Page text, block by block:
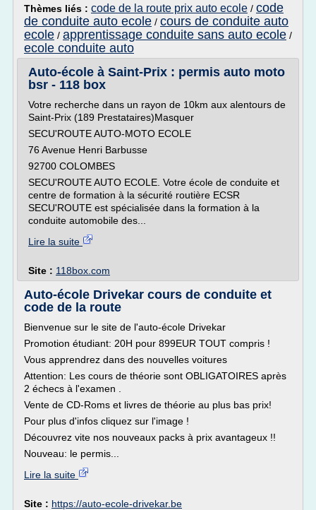
Thèmes liés : code de la route prix auto ecole / code
de conduite auto ecole / cours de conduite auto
ecole / apprentissage conduite sans auto ecole /
ecole conduite auto
Auto-école à Saint-Prix : permis auto moto
bsr - 118 box
Votre recherche dans un rayon de 10km aux alentours de
Saint-Prix (189 Prestataires)Masquer
SECU'ROUTE AUTO-MOTO ECOLE
76 Avenue Henri Barbusse
92700 COLOMBES
SECU'ROUTE AUTO ECOLE. Votre école de conduite et
centre de formation à la sécurité routière ECSR
SECU'ROUTE est spécialisée dans la formation à la
conduite automobile des...
Lire la suite
Site : 118box.com
Auto-école Drivekar cours de conduite et
code de la route
Bienvenue sur le site de l'auto-école Drivekar
Promotion étudiant: 20H pour 899EUR TOUT compris !
Vous apprendrez dans des nouvelles voitures
Attention: Les cours de théorie sont OBLIGATOIRES après
2 échecs à l'examen .
Vente de CD-Roms et livres de théorie au plus bas prix!
Pour plus d'infos cliquez sur l'image !
Découvrez vite nos nouveaux packs à prix avantageux !!
Nouveau: le permis...
Lire la suite
Site : https://auto-ecole-drivekar.be